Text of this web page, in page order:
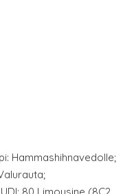
Hammashihnavedolle;